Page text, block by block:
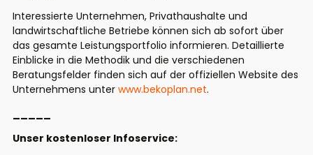
Interessierte Unternehmen, Privathaushalte und
landwirtschaftliche Betriebe können sich ab sofort über
das gesamte Leistungsportfolio informieren. Detaillierte
Einblicke in die Methodik und die verschiedenen
Beratungsfelder finden sich auf der offiziellen Website des
Unternehmens unter www.bekoplan.net.
Unser kostenloser Infoservice: